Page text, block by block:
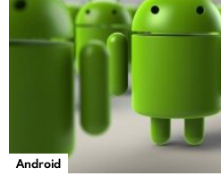
Android